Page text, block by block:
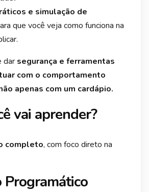
e simulação de
que você veja como funciona na
dar segurança e ferramentas
com o comportamento
apenas com um cardápio.
vai aprender?
completo, com foco direto na
Programático